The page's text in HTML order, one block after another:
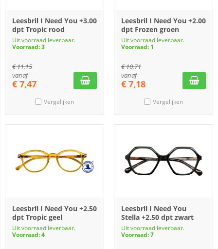
Leesbril I Need You +3.00
dpt Tropic rood
Uit voorraad leverbaar.
Voorraad: 3
€11,15
vanaf
€ 7,47
Vergelijken
Leesbril I Need You +2.00
dpt Frozen groen
Uit voorraad leverbaar.
Voorraad: 1
€10,71
vanaf
€ 7,18
Vergelijken
Leesbril I Need You +2.50
dpt Tropic geel
Uit voorraad leverbaar.
Voorraad: 4
Leesbril I Need You
Stella +2.50 dpt zwart
Uit voorraad leverbaar.
Voorraad: 7